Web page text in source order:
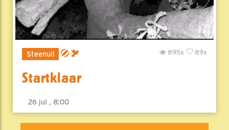
Steenuil 89x
895x
Startklaar
26 jul , 8:00